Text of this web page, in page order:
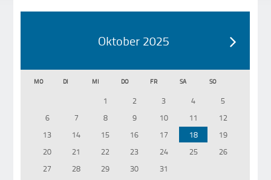
Oktober 2025
MO DI MI DO FR SA SO
1 2 3 4
5
6
7 8 9 10 11
12
13
14 15 16 17 18
19
20
21 22 23 24 25
26
27
28 29 30 31